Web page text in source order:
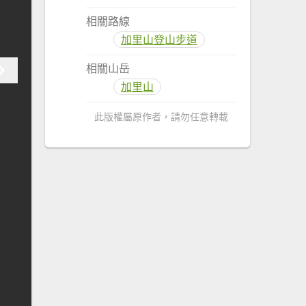
相關路線
加里山登山步道
相關山岳
加里山
此版權屬原作者，請勿任意轉載